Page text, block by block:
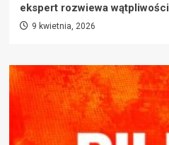
ekspert rozwiewa wątpliwości
9 kwietnia, 2026